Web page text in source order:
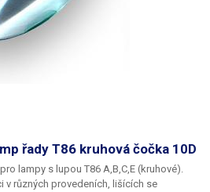
řady T86 kruhová čočka 10D
lampy s lupou T86 A,B,C,E (kruhové).
různých provedeních, lišících se